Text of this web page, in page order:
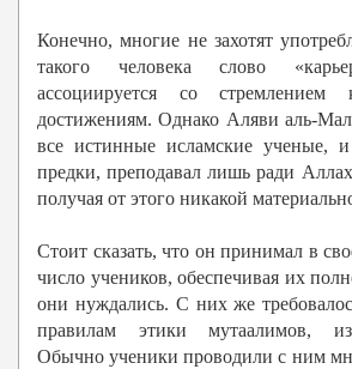
Конечно, многие не захотят
такого человека слово
ассоциируется со стремлением
достижениям. Однако Аляви аль-
все истинные исламские ученые,
предки, преподавал лишь ради
получая от этого никакой
Стоит сказать, что он принимал в
число учеников, обеспечивая их
они нуждались. С них же
правилам этики мутаалимов,
Обычно ученики проводили с ним